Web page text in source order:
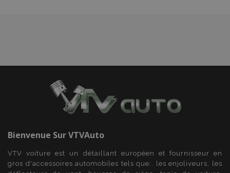
Bienvenue SurVTVAuto
VTV voiture est un détaillant européen et fournisseur en
gros d'accessoires automobiles tels que:. les enjoliveurs, les
Strictement nécessaires
Ciblage
Fonctionnalité
fonctionnalités de base du site Web telles que la
comptes. Le site Web ne peut pas être utilisé
correctement sans les cookies strictement
nécessaires.